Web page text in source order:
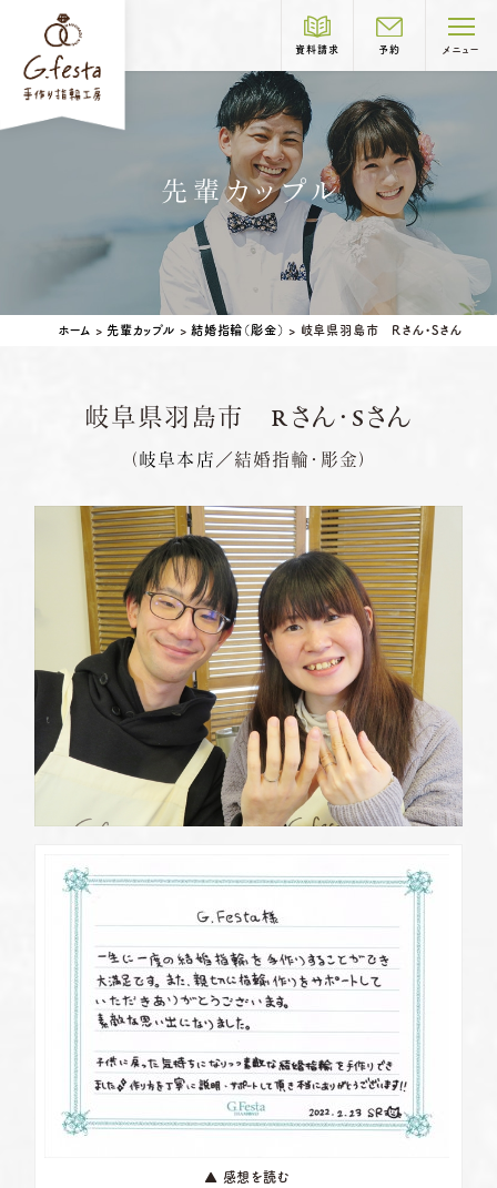
資料請求 予約 メニュー
G.festaについて
制作コース紹介
COURSE
結婚指輪 婚約指輪
ベビーリング 結婚記念日リング
デザイン事例
よくある質問
お店を探す
資料請求
ブログ・新着情報
先輩カップル
ホーム > 先輩カップル >結婚指輪（彫金） > 岐阜県羽島市 Rさん・Sさん
岐阜県羽島市 Rさん・Sさん
（岐阜本店／結婚指輪・彫金）
▲ 感想を読む
岐阜本店 TEL.058-265-2756
※祝日の場合は営業
名古屋店 TEL.052-261-6676
定休日
第2・第4火曜日・毎週水曜日
※祝日の場合は営業
岡崎店 TEL.0564-74-8033
営業時間 10:00〜18:30
定休日
火曜日・水曜日
※祝日の場合は営業
三重店 TEL.059-392-6577
営業時間 10:00〜18:30
火曜日・水曜日
※祝日の場合は営業
浜松店 TEL.053-455-2177
定休日
火曜日・水曜日